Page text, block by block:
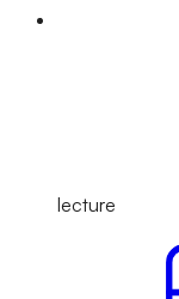
lecture